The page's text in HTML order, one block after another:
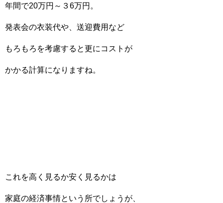
年間で20万円～３6万円。
発表会の衣装代や、送迎費用など
もろもろを考慮すると更にコストが
かかる計算になりますね。
これを高く見るか安く見るかは
家庭の経済事情という所でしょうが、